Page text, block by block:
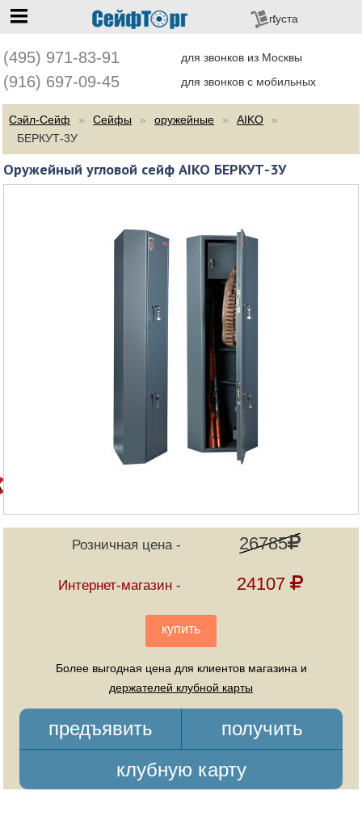
(495) 971-83-91 для звонков из Москвы
(916) 697-09-45 для звонков с мобильных
пуста
Сэйл-Сейф Сейфы оружейные
AIKO
БЕРКУТ-3У
Оружейный угловой сейф AIKO БЕРКУТ-3У
Розничная цена 26785
Интернет-магазин 24107
купить
Более выгодная цена для клиентов магазина и
держателей клубной карты
предъявить
получить
клубную карту